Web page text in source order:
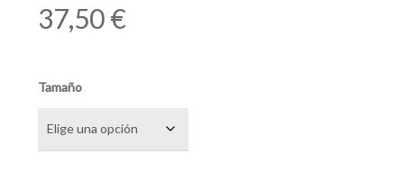
37,50€
Tamaño